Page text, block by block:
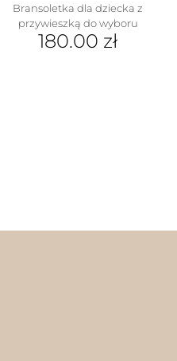
Bransoletka dla dziecka z
przywieszką do wyboru
180.00 zł